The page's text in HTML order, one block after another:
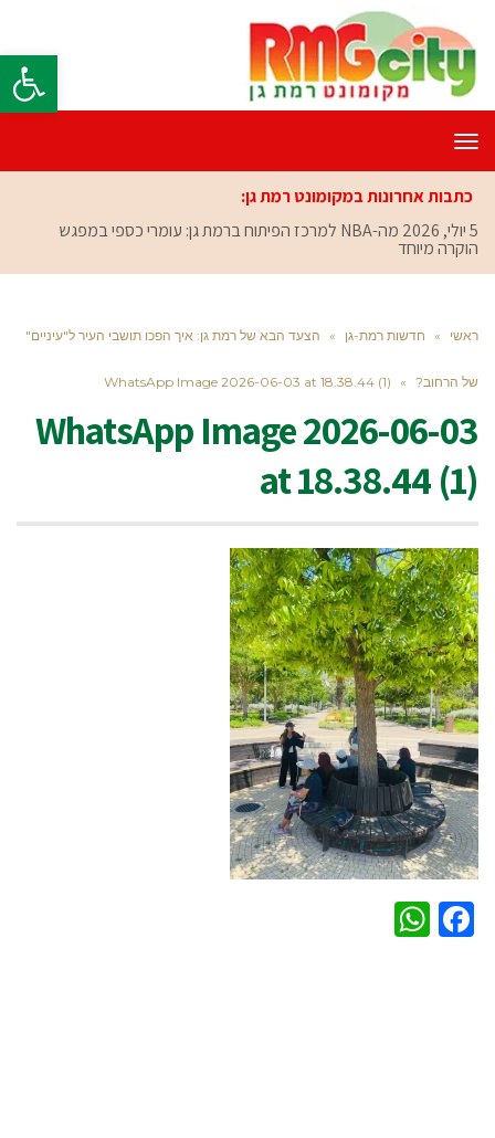
פתח
תפריט
כתבות אחרונות במקומונט רמת גן:
5 יולי, 2026
מה-NBA למרכז הפיתוח ברמת גן: עומרי כספי במפגש
הוקרה מיוחד
ראשי » חדשות רמת-גן » הצעד הבא של רמת גן: איך הפכו תושבי העיר ל"עיניים"
של הרחוב? »
WhatsApp Image 2026-06-03 at 18.38.44 (1)
WhatsApp Image 2026-06-03
at 18.38.44 (1)
Facebook